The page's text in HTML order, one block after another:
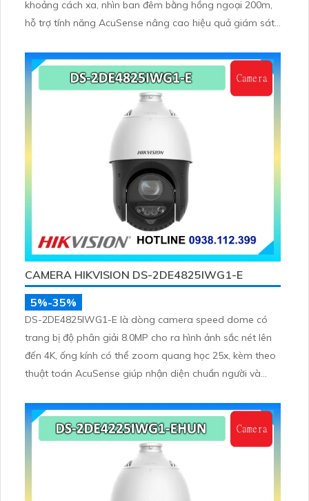
khoảng cách xa, nhìn ban đêm bằng hồng ngoại 200m,
hỗ trợ tính năng AcuSense nâng cao hiệu quả giám sát
learning
CAMERA HIKVISION DS-2DE4825IWG1-E
5%-35%
DS-2DE4825IWG1-E là dòng camera speed dome có
trang bị độ phân giải 8.0MP cho ra hình ảnh sắc nét lên
đến 4K, ống kính có thể zoom quang học 25x, kèm theo
thuật toán AcuSense giúp nhận diện chuẩn người và
100m